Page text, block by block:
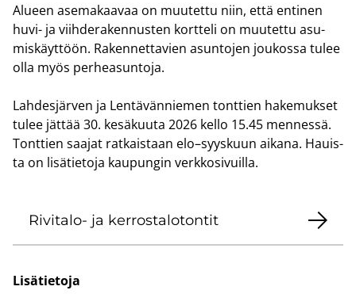
Alu­een ase­ma­kaa­vaa on muu­tet­tu niin, että en­ti­nen
huvi- ja viih­de­ra­ken­nus­ten kort­te­li on muu­tet­tu asu­
mis­käyt­töön. Ra­ken­net­ta­vien asun­to­jen jou­kos­sa tulee
olla myös per­hea­sun­to­ja.
Lah­des­jär­ven ja Len­tä­vän­nie­men tont­tien ha­ke­muk­set
tulee jät­tää 30. ke­sä­kuu­ta 2026 kello 15.45 men­nes­sä.
Tont­tien saa­jat rat­kais­taan elo–syys­kuun ai­ka­na. Hauis­
ta on li­sä­tie­to­ja kau­pun­gin verk­ko­si­vuil­la.
Rivitalo-​ ja ker­ros­ta­lo­ton­tit
Li­sä­tie­to­ja